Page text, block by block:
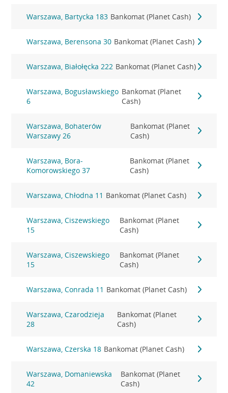
Warszawa, Bartycka 183 Bankomat (Planet Cash)
Warszawa, Berensona 30 Bankomat (Planet Cash)
Warszawa, Białołęcka 222 Bankomat (Planet Cash)
Warszawa, Bogusławskiego
6
Bankomat (Planet
Cash)
Warszawa, Bohaterów
Warszawy 26
Bankomat (Planet
Cash)
Warszawa, Bora-
Komorowskiego 37
Bankomat (Planet
Cash)
Warszawa, Chłodna 11 Bankomat (Planet Cash)
Warszawa, Ciszewskiego
15
Bankomat (Planet
Cash)
Warszawa, Ciszewskiego
15
Bankomat (Planet
Cash)
Warszawa, Conrada 11 Bankomat (Planet Cash)
Warszawa, Czarodzieja
28
Bankomat (Planet
Cash)
Warszawa, Czerska 18 Bankomat (Planet Cash)
Warszawa, Domaniewska
42
Bankomat (Planet
Cash)